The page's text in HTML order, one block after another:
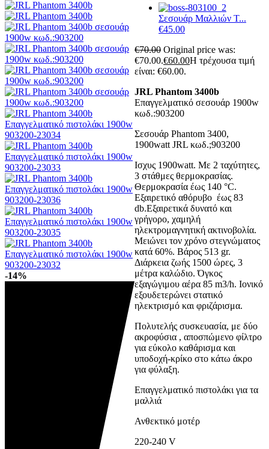
-14%
Σεσουάρ Μαλλιών T...
€45.00
€70.00 Original price was:
€70.00.€60.00Η τρέχουσα τιμή
είναι: €60.00.
JRL Phantom 3400b
Επαγγελματικό σεσουάρ 1900w
κωδ.:903200
Σεσουάρ Phantom 3400,
1900watt JRL κωδ.;903200
Iσχυς 1900watt. Με 2 ταχύτητες,
3 στάθμες θερμοκρασίας.
Θερμοκρασία έως 140 °C.
Eξαιρετικό αθόρυβο έως 83
db.Εξαιρετικά δυνατό και
γρήγορο, χαμηλή
ηλεκτρομαγνητική ακτινοβολία.
Μειώνει τον χρόνο στεγνώματος
κατά 60%. Βάρος 513 gr.
Διάρκεια ζωής 1500 ώρες, 3
μέτρα καλώδιο. Όγκος
εξαγώγιμου αέρα 85 m3/h. Ιονικό
εξουδετερώνει στατικό
ηλεκτρισμό και φριζάρισμα.
Πολυτελής συσκευασία, με δύο
ακροφύσια , αποσπώμενο φίλτρο
για εύκολο καθάρισμα και
υποδοχή-κρίκο στο κάτω άκρο
για φύλαξη.
Επαγγελματικό πιστολάκι για τα
μαλλιά
Ανθεκτικό μοτέρ
220-240 V